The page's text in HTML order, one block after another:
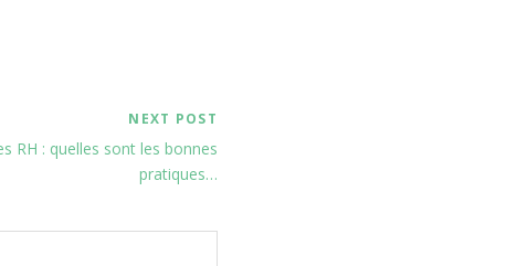
NEXT POST
RH : quelles sont les bonnes
pratiques…